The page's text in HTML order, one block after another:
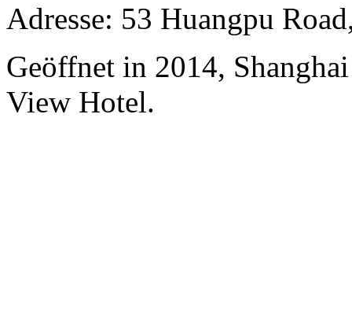
Adresse: 53 Huangpu
Geöffnet in 2014,
View Hotel.